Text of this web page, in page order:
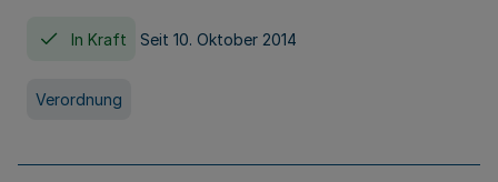
In Kraft Seit 10. Oktober 2014
Verordnung